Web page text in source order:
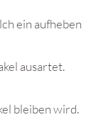
ein aufheben
ausartet.
bleiben wird.